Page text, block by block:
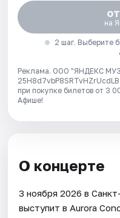
на
2 шаг. Выберите
Реклама. ООО "ЯНДЕКС
25H8d7vbP8SRTvHZrUcdLB
при покупке билетов от 3
Афише!
О концерте
3 ноября 2026 в
выступит в Aurora